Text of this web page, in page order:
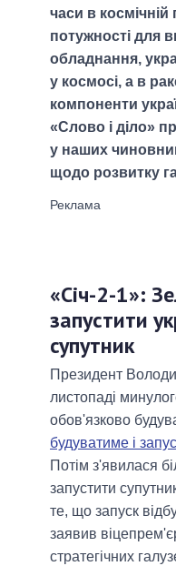
часи в космічній
потужності для
обладнання,
у космосі, а в
компоненти
«Слово і діло»
у наших
щодо розвитку
«Січ-2-1»:
запустити
супутник
Президент
листопаді
обов'язково
будуватиме і
Потім з'явилася
запустити
те, що запуск
заявив
стратегічних